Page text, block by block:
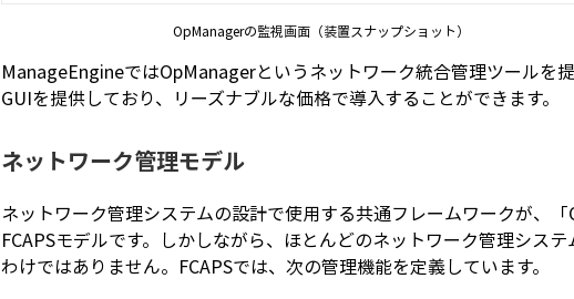
OpManagerの監視画面（装置スナップショット）
ManageEngineではOpManagerというネットワーク統合管理ツールを
GUIを提供しており、リーズナブルな価格で導入することができます。
ネットワーク管理モデル
ネットワーク管理システムの設計で使用する共通フレームワークが、
FCAPSモデルです。しかしながら、ほとんどのネットワーク管理シス
わけではありません。FCAPSでは、次の管理機能を定義しています。